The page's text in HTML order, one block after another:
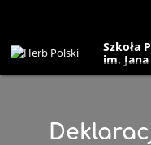
Szkoła
im.